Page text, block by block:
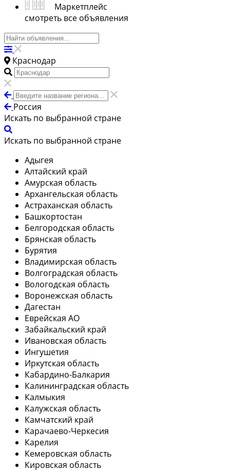
Маркетплейс
смотреть все объявления
Краснодар
Россия
Искать по выбранной стране
Искать по выбранной стране
Адыгея
Алтайский край
Амурская область
Архангельская область
Астраханская область
Башкортостан
Белгородская область
Брянская область
Бурятия
Владимирская область
Волгоградская область
Вологодская область
Воронежская область
Дагестан
Еврейская АО
Забайкальский край
Ивановская область
Ингушетия
Иркутская область
Кабардино-Балкария
Калининградская область
Калмыкия
Калужская область
Камчатский край
Карачаево-Черкесия
Карелия
Кемеровская область
Кировская область